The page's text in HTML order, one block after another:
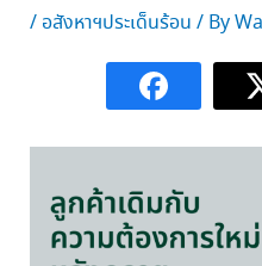
/ อสังหาฯประเด็นร้อน / By